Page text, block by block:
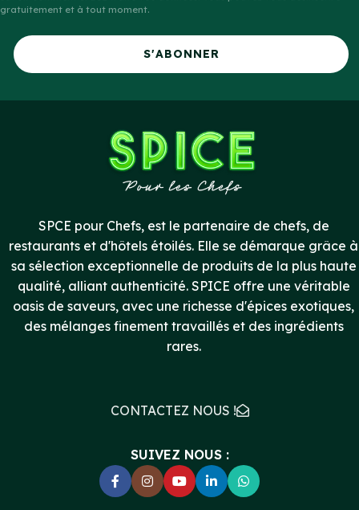
gratuitement et à tout moment.
S'ABONNER
SPCE pour Chefs, est le partenaire de chefs, de
restaurants et d'hôtels étoilés. Elle se démarque grâce à
sa sélection exceptionnelle de produits de la plus haute
qualité, alliant authenticité. SPICE offre une véritable
oasis de saveurs, avec une richesse d'épices exotiques,
des mélanges finement travaillés et des ingrédients
rares.
CONTACTEZ NOUS !
SUIVEZ NOUS :